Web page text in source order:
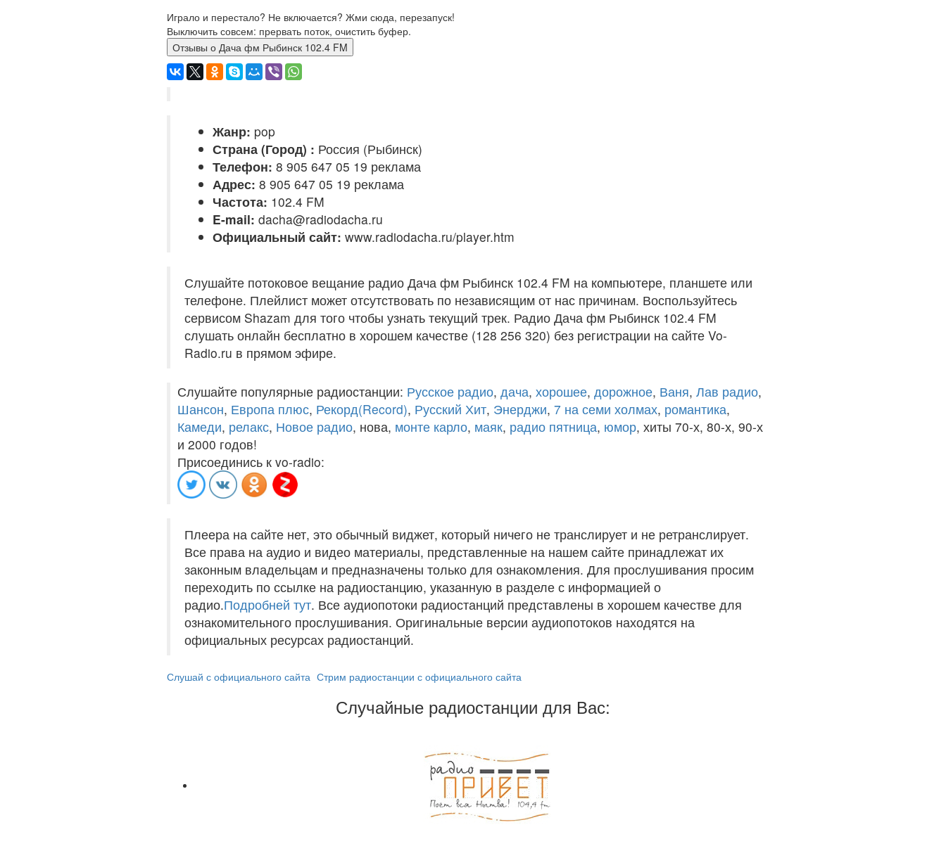
Играло и перестало? Не включается? Жми сюда, перезапуск!
Выключить совсем: прервать поток, очистить буфер.
Отзывы о Дача фм Рыбинск 102.4 FM
Жанр: pop
Страна (Город) : Россия (Рыбинск)
Телефон: 8 905 647 05 19 реклама
Адрес: 8 905 647 05 19 реклама
Частота: 102.4 FM
E-mail: dacha@radiodacha.ru
Официальный сайт: www.radiodacha.ru/player.htm
Слушайте потоковое вещание радио Дача фм Рыбинск 102.4 FM на компьютере, планшете или
телефоне. Плейлист может отсутствовать по независящим от нас причинам. Воспользуйтесь
сервисом Shazam для того чтобы узнать текущий трек. Радио Дача фм Рыбинск 102.4 FM
слушать онлайн бесплатно в хорошем качестве (128 256 320) без регистрации на сайте Vo-
Radio.ru в прямом эфире.
Слушайте популярные радиостанции: Русское радио, дача, хорошее, дорожное, Ваня, Лав радио,
Шансон, Европа плюс, Рекорд(Record), Русский Хит, Энерджи, 7 на семи холмах, романтика,
Камеди, релакс, Новое радио, нова, монте карло, маяк, радио пятница, юмор, хиты 70-х, 80-х, 90-х
и 2000 годов!
Присоединись к vo-radio:
Плеера на сайте нет, это обычный виджет, который ничего не транслирует и не ретранслирует.
Все права на аудио и видео материалы, представленные на нашем сайте принадлежат их
законным владельцам и предназначены только для ознакомления. Для прослушивания просим
переходить по ссылке на радиостанцию, указанную в разделе с информацией о
радио.Подробней тут. Все аудиопотоки радиостанций представлены в хорошем качестве для
ознакомительного прослушивания. Оригинальные версии аудиопотоков находятся на
официальных ресурсах радиостанций.
Слушай с официального сайта Стрим радиостанции с официального сайта
Случайные радиостанции для Вас: